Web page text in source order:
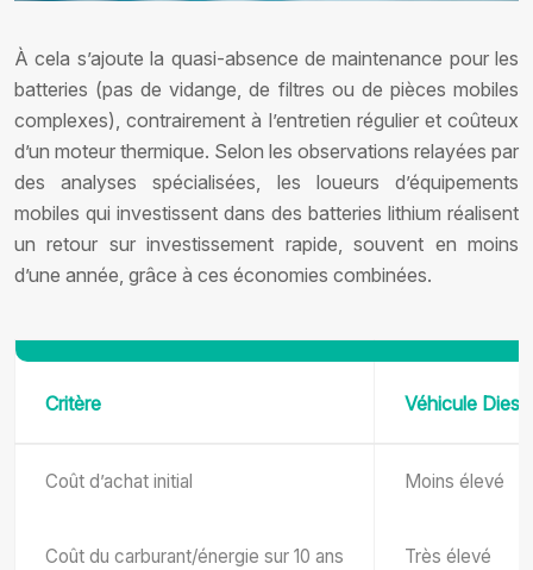
À cela s’ajoute la quasi-absence de maintenance pour les
batteries (pas de vidange, de filtres ou de pièces mobiles
complexes), contrairement à l’entretien régulier et coûteux
d’un moteur thermique. Selon les observations relayées par
des analyses spécialisées, les loueurs d’équipements
mobiles qui investissent dans des batteries lithium réalisent
un retour sur investissement rapide, souvent en moins
d’une année, grâce à ces économies combinées.
Critère Véhicule Diesel
Coût d’achat initial Moins élevé
Coût du carburant/énergie sur 10 ans Très élevé